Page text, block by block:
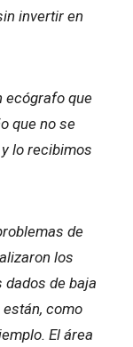
invertir en
ecógrafo que
que no se
lo recibimos
de
los
de baja
como
El área